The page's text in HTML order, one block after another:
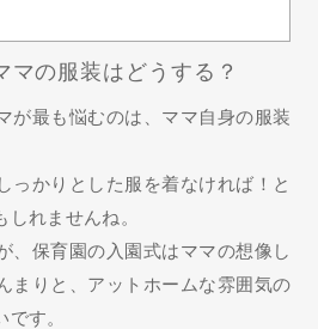
マの服装はどうする？
が最も悩むのは、ママ自身の服装
っかりとした服を着なければ！と
れませんね。
、保育園の入園式はママの想像し
まりと、アットホームな雰囲気の
す。